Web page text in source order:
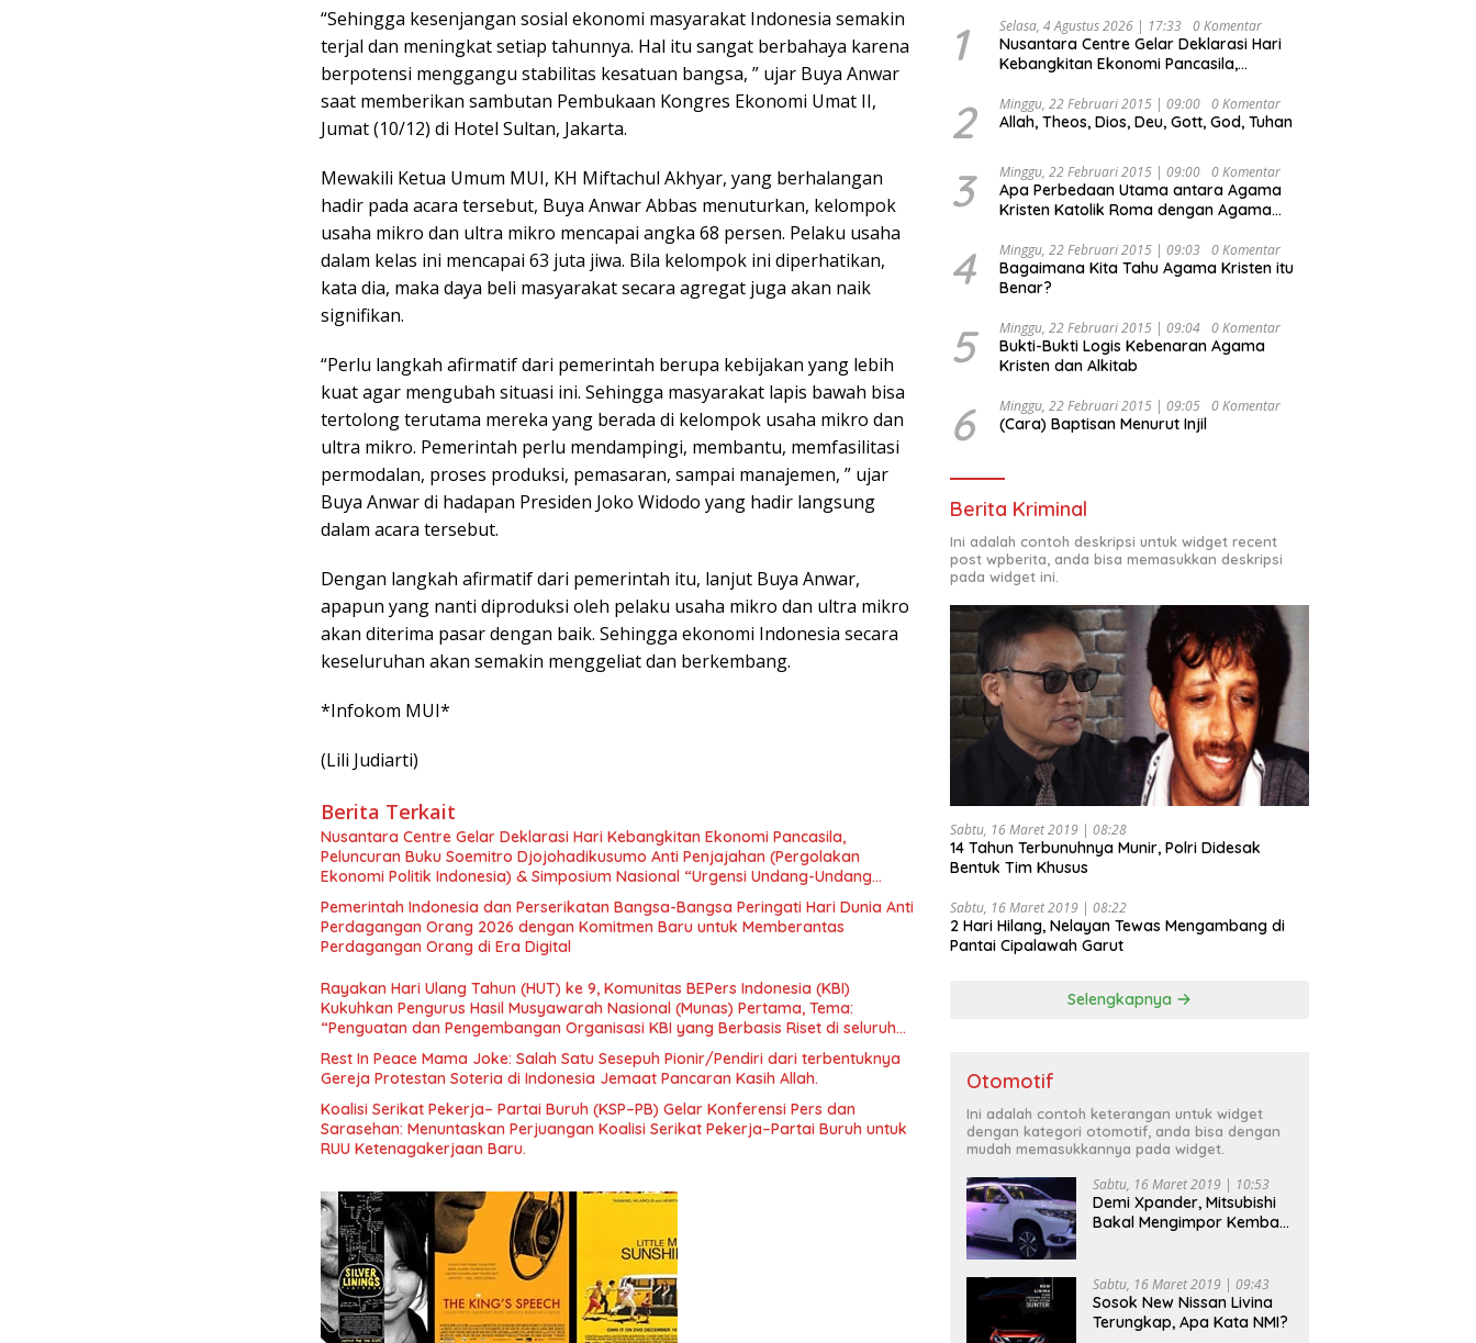
“Sehingga kesenjangan sosial ekonomi masyarakat Indonesia semakin
terjal dan meningkat setiap tahunnya. Hal itu sangat berbahaya karena
berpotensi menggangu stabilitas kesatuan bangsa, ” ujar Buya Anwar
saat memberikan sambutan Pembukaan Kongres Ekonomi Umat II,
Jumat (10/12) di Hotel Sultan, Jakarta.
Mewakili Ketua Umum MUI, KH Miftachul Akhyar, yang berhalangan
hadir pada acara tersebut, Buya Anwar Abbas menuturkan, kelompok
usaha mikro dan ultra mikro mencapai angka 68 persen. Pelaku usaha
dalam kelas ini mencapai 63 juta jiwa. Bila kelompok ini diperhatikan,
kata dia, maka daya beli masyarakat secara agregat juga akan naik
signifikan.
“Perlu langkah afirmatif dari pemerintah berupa kebijakan yang lebih
kuat agar mengubah situasi ini. Sehingga masyarakat lapis bawah bisa
tertolong terutama mereka yang berada di kelompok usaha mikro dan
ultra mikro. Pemerintah perlu mendampingi, membantu, memfasilitasi
permodalan, proses produksi, pemasaran, sampai manajemen, ” ujar
Buya Anwar di hadapan Presiden Joko Widodo yang hadir langsung
dalam acara tersebut.
Dengan langkah afirmatif dari pemerintah itu, lanjut Buya Anwar,
apapun yang nanti diproduksi oleh pelaku usaha mikro dan ultra mikro
akan diterima pasar dengan baik. Sehingga ekonomi Indonesia secara
keseluruhan akan semakin menggeliat dan berkembang.
*Infokom MUI*
(Lili Judiarti)
Berita Terkait
Nusantara Centre Gelar Deklarasi Hari Kebangkitan Ekonomi Pancasila,
Peluncuran Buku Soemitro Djojohadikusumo Anti Penjajahan (Pergolakan
Ekonomi Politik Indonesia) & Simposium Nasional “Urgensi Undang-Undang
Perekonomian Nasional dan Kesejahteraan Sosial dalam Menata Bangsa Menuju
Indonesia Emas 2045”,
Pemerintah Indonesia dan Perserikatan Bangsa-Bangsa Peringati Hari Dunia Anti
Perdagangan Orang 2026 dengan Komitmen Baru untuk Memberantas
Perdagangan Orang di Era Digital
Rayakan Hari Ulang Tahun (HUT) ke 9, Komunitas BEPers Indonesia (KBI)
Kukuhkan Pengurus Hasil Musyawarah Nasional (Munas) Pertama, Tema:
“Penguatan dan Pengembangan Organisasi KBI yang Berbasis Riset di seluruh
Indonesia dan Mancanegara”.
Rest In Peace Mama Joke: Salah Satu Sesepuh Pionir/Pendiri dari terbentuknya
Gereja Protestan Soteria di Indonesia Jemaat Pancaran Kasih Allah.
Koalisi Serikat Pekerja– Partai Buruh (KSP–PB) Gelar Konferensi Pers dan
Sarasehan: Menuntaskan Perjuangan Koalisi Serikat Pekerja–Partai Buruh untuk
RUU Ketenagakerjaan Baru.
1 Selasa, 4 Agustus 2026 | 17:33 0 Komentar
Nusantara Centre Gelar Deklarasi Hari
Kebangkitan Ekonomi Pancasila,
Djojohadikusumo Anti Penjajahan
(Pergolakan Ekonomi Politik Indonesia) &
Undang Perekonomian Nasional dan
Kesejahteraan Sosial dalam Menata
Bangsa Menuju Indonesia Emas 2045”,
2 Minggu, 22 Februari 2015 | 09:00 0 Komentar
Allah, Theos, Dios, Deu, Gott, God, Tuhan
3 Minggu, 22 Februari 2015 | 09:00 0 Komentar
Apa Perbedaan Utama antara Agama
Kristen Katolik Roma dengan Agama
4 Minggu, 22 Februari 2015 | 09:03 0 Komentar
Bagaimana Kita Tahu Agama Kristen itu
Benar?
5 Minggu, 22 Februari 2015 | 09:04 0 Komentar
Bukti-Bukti Logis Kebenaran Agama
Kristen dan Alkitab
6 Minggu, 22 Februari 2015 | 09:05 0 Komentar
(Cara) Baptisan Menurut Injil
Berita Kriminal
Ini adalah contoh deskripsi untuk widget recent
post wpberita, anda bisa memasukkan deskripsi
pada widget ini.
Sabtu, 16 Maret 2019 | 08:28
14 Tahun Terbunuhnya Munir, Polri Didesak
Bentuk Tim Khusus
Sabtu, 16 Maret 2019 | 08:22
2 Hari Hilang, Nelayan Tewas Mengambang di
Pantai Cipalawah Garut
Selengkapnya
Otomotif
Ini adalah contoh keterangan untuk widget
dengan kategori otomotif, anda bisa dengan
mudah memasukkannya pada widget.
Sabtu, 16 Maret 2019 | 10:53
Demi Xpander, Mitsubishi
Bakal Mengimpor Kembali
Sabtu, 16 Maret 2019 | 09:43
Sosok New Nissan Livina
Terungkap, Apa Kata NMI?